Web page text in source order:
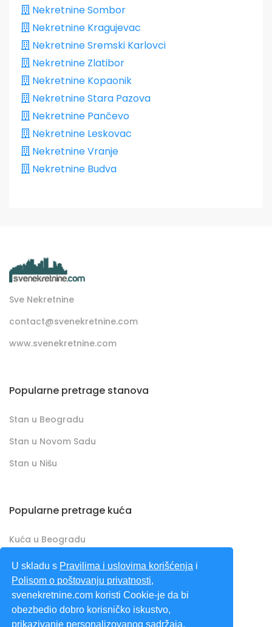
U skladu s Pravilima i uslovima korišćenja i
Polisom o poštovanju privatnosti,
svenekretnine.com koristi Cookie-je da bi
obezbedio dobro korisničko iskustvo,
prikazivanje personalizovanog sadržaja,
Nekretnine Sombor
Nekretnine Kragujevac
Nekretnine Sremski Karlovci
Nekretnine Zlatibor
Nekretnine Kopaonik
Nekretnine Stara Pazova
Nekretnine Pančevo
Nekretnine Leskovac
Nekretnine Vranje
Nekretnine Budva
Sve Nekretnine
contact@svenekretnine.com
www.svenekretnine.com
Popularne pretrage stanova
Stan u Beogradu
Stan u Novom Sadu
Stan u Nišu
Popularne pretrage kuća
Kuća u Beogradu
Kuća u Novom Sadu
Kuća u Nišu
SveNekretnine.com predstavlja sveobuhvatan